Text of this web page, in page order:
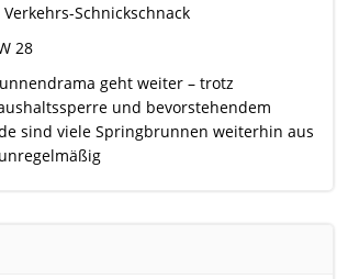
Schnickschnack
28
geht weiter – trotz
und bevorstehendem
sind viele Springbrunnen weiterhin aus